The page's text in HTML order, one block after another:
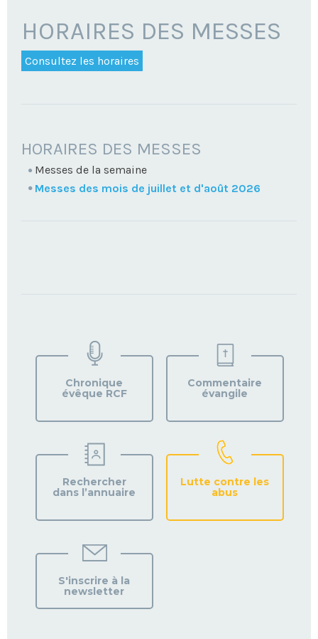
HORAIRES DES MESSES
Consultez les horaires
NAVIGATION
HORAIRES DES MESSES
Messes de la semaine
Messes des mois de juillet et d'août 2026
PAROISSE
Chronique
évêque RCF
Commentaire
évangile
Rechercher
dans l’annuaire
Lutte contre les
abus
S'inscrire à la
newsletter